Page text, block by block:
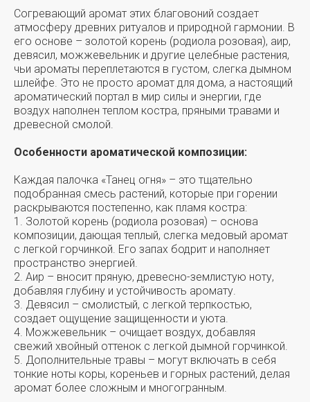
Согревающий аромат этих благовоний создает
атмосферу древних ритуалов и природной гармонии. В
его основе – золотой корень (родиола розовая), аир,
девясил, можжевельник и другие целебные растения,
чьи ароматы переплетаются в густом, слегка дымном
шлейфе. Это не просто аромат для дома, а настоящий
ароматический портал в мир силы и энергии, где
воздух наполнен теплом костра, пряными травами и
древесной смолой.
Особенности ароматической композиции:
Каждая палочка «Танец огня» – это тщательно
подобранная смесь растений, которые при горении
раскрываются постепенно, как пламя костра:
1. Золотой корень (родиола розовая) – основа
композиции, дающая теплый, слегка медовый аромат
с легкой горчинкой. Его запах бодрит и наполняет
пространство энергией.
2. Аир – вносит пряную, древесно-землистую ноту,
добавляя глубину и устойчивость аромату.
3. Девясил – смолистый, с легкой терпкостью,
создает ощущение защищенности и уюта.
4. Можжевельник – очищает воздух, добавляя
свежий хвойный оттенок с легкой дымной горчинкой.
5. Дополнительные травы – могут включать в себя
тонкие ноты коры, кореньев и горных растений, делая
аромат более сложным и многогранным.